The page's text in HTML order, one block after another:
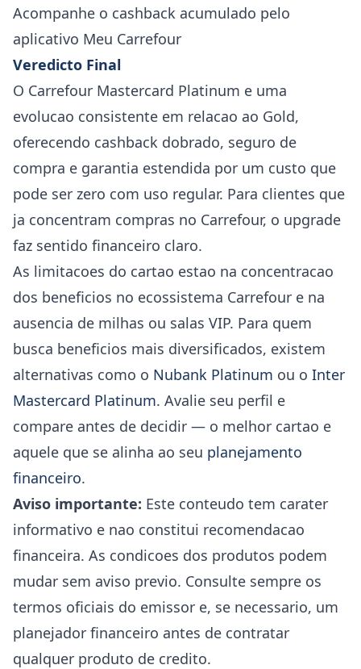
Acompanhe o cashback acumulado pelo
aplicativo Meu Carrefour
Veredicto Final
O Carrefour Mastercard Platinum e uma
evolucao consistente em relacao ao Gold,
oferecendo cashback dobrado, seguro de
compra e garantia estendida por um custo que
pode ser zero com uso regular. Para clientes que
ja concentram compras no Carrefour, o upgrade
faz sentido financeiro claro.
As limitacoes do cartao estao na concentracao
dos beneficios no ecossistema Carrefour e na
ausencia de milhas ou salas VIP. Para quem
busca beneficios mais diversificados, existem
alternativas como o Nubank Platinum ou o Inter
Mastercard Platinum. Avalie seu perfil e
compare antes de decidir — o melhor cartao e
aquele que se alinha ao seu planejamento
financeiro.
Aviso importante: Este conteudo tem carater
informativo e nao constitui recomendacao
financeira. As condicoes dos produtos podem
mudar sem aviso previo. Consulte sempre os
termos oficiais do emissor e, se necessario, um
planejador financeiro antes de contratar
qualquer produto de credito.